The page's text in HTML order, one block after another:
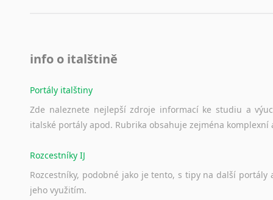
info o italštině
Portály italštiny
Zde naleznete nejlepší zdroje informací ke studiu a
italské portály apod. Rubrika obsahuje zejména komplexní
Rozcestníky IJ
Rozcestníky, podobné jako je tento, s tipy na další portály
jeho využitím.